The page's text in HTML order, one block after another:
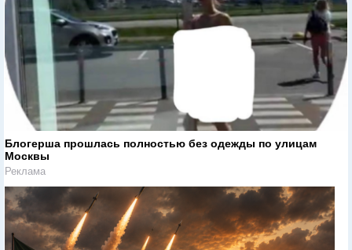
Блогерша прошлась полностью без одежды по улицам
Москвы
Реклама